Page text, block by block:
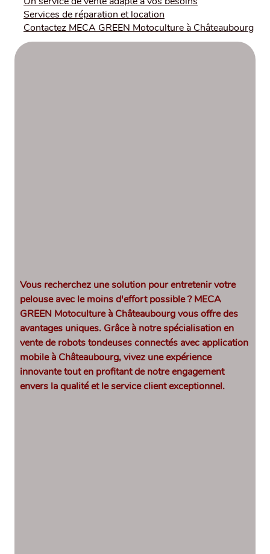
Services de réparation et location
Contactez MECA GREEN Motoculture à Châteaubourg
Vous recherchez une solution pour entretenir votre
pelouse avec le moins d'effort possible ? MECA
GREEN Motoculture à Châteaubourg vous offre des
avantages uniques. Grâce à notre spécialisation en
vente de robots tondeuses connectés avec application
mobile à Châteaubourg, vivez une expérience
innovante tout en profitant de notre engagement
envers la qualité et le service client exceptionnel.